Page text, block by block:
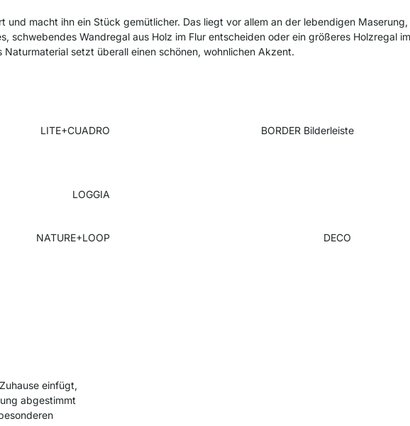
und macht ihn ein Stück gemütlicher. Das liegt vor allem an der lebendigen
Wandregal aus Holz im Flur entscheiden oder ein größeres Holzregal
Naturmaterial setzt überall einen schönen, wohnlichen Akzent.
LITE+CUADRO BORDER Bilderleiste
LOGGIA
NATURE+LOOP DECO
einfügt,
abgestimmt